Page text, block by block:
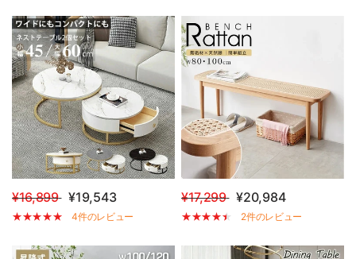
¥16,899 ¥19,543
4件のレビュー
¥17,299 ¥20,984
2件のレビュー